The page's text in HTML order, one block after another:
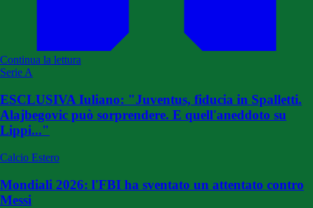
Continua la lettura
Serie A
ESCLUSIVA Iuliano: "Juventus, fiducia in Spalletti.
Alajbegovic può sorprendere. E quell'aneddoto su
Lippi..."
Calcio Estero
Mondiali 2026: l'FBI ha sventato un attentato contro
Messi